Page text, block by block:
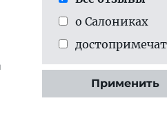
о Салониках
Применить